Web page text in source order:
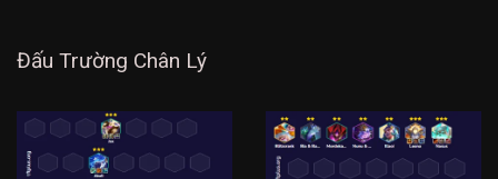
Đấu Trường Chân Lý